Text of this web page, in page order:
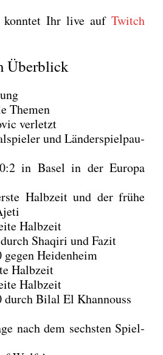
konn­tet Ihr live auf Twitch
Überblick
The­men
ver­letzt
und Län­der­spiel­pau­
in Basel in der Euro­pa
Halb­zeit und der frü­he
Halb­zeit
Shaqi­ri und Fazit
Hei­den­heim
Halb­zeit
Halb­zeit
Bil­al El Khan­nouss
nach dem sechs­ten Spiel­